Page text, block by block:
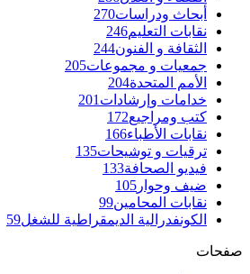
أبحاث ودراسات270
نقابات التعليم246
الثقافة و الفنون244
جمعيات و مجموعات205
الأمم المتحدة204
خدامات وإرشادات 201
كتب ومراجيع172
نقابات الأطباء166
ترقيات و توشيحات135
فيديو الصحافة133
ضيف وحوار 105
نقابات المحامين99
الكونفدرالية الديمقراطية للشغل59
صفحات